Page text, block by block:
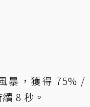
暴，獲得 75% /
8 秒。